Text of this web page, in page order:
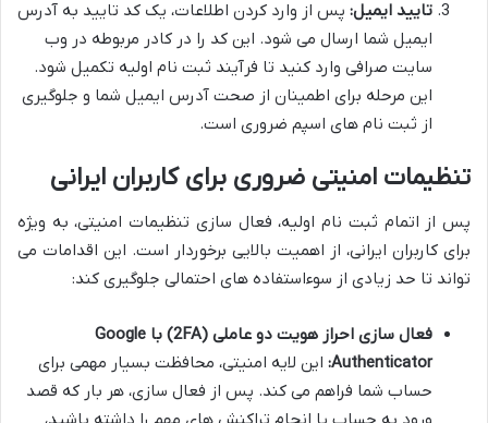
تایید ایمیل: پس از وارد کردن اطلاعات، یک کد تایید به آدرس
ایمیل شما ارسال می شود. این کد را در کادر مربوطه در وب
سایت صرافی وارد کنید تا فرآیند ثبت نام اولیه تکمیل شود.
این مرحله برای اطمینان از صحت آدرس ایمیل شما و جلوگیری
از ثبت نام های اسپم ضروری است.
تنظیمات امنیتی ضروری برای کاربران ایرانی
پس از اتمام ثبت نام اولیه، فعال سازی تنظیمات امنیتی، به ویژه
برای کاربران ایرانی، از اهمیت بالایی برخوردار است. این اقدامات می
تواند تا حد زیادی از سوءاستفاده های احتمالی جلوگیری کند:
فعال سازی احراز هویت دو عاملی (2FA) با Google
Authenticator: این لایه امنیتی، محافظت بسیار مهمی برای
حساب شما فراهم می کند. پس از فعال سازی، هر بار که قصد